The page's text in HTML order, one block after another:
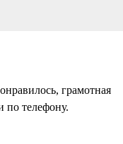
грамотная
по телефону.